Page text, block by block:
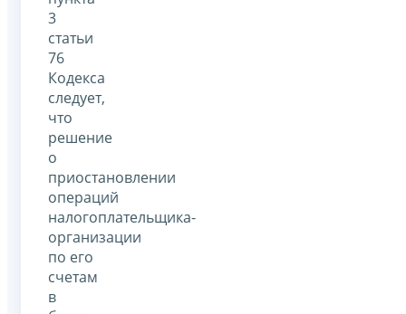
3
статьи
76
Кодекса
следует,
что
решение
о
приостановлении
операций
налогоплательщика-
организации
по его
счетам
в